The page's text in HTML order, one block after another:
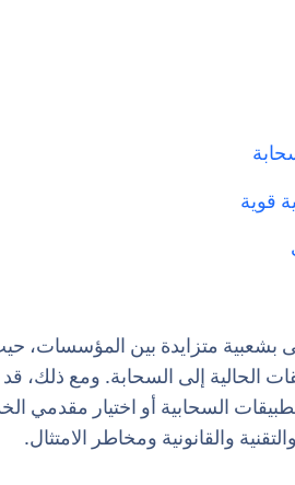
قوية
متزايدة بين المؤسسات، حيث
الحالية إلى السحابة. ومع ذلك،
السحابية أو اختيار مقدمي
والقانونية ومخاطر الامتثال.